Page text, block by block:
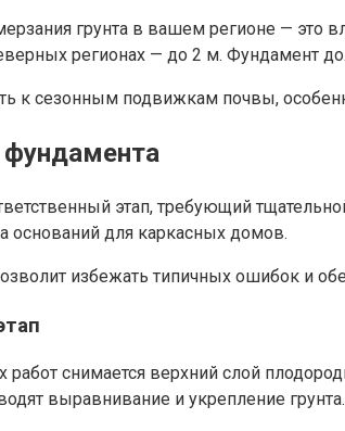
грунта в вашем регионе — это
регионах — до 2 м. Фундамент
к сезонным подвижкам почвы,
этап, требующий
оснований для каркасных домов.
избежать типичных ошибок и
снимается верхний слой
выравнивание и укрепление грунта.